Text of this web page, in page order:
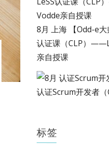
8月 上海 【Odd-e
认证课（CLP）
亲自授课
认证Scrum开发者（
标签